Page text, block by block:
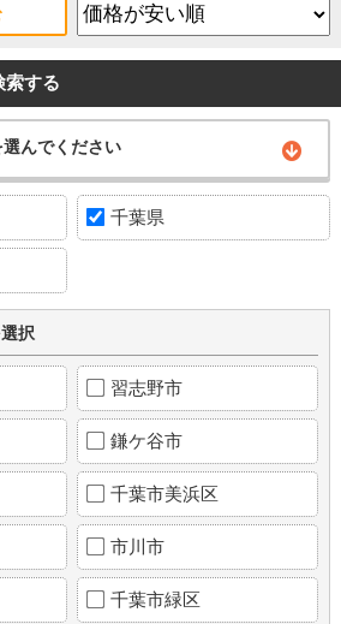
索する
んでください
千葉県
択
習志野市
鎌ケ谷市
千葉市美浜区
市川市
千葉市緑区